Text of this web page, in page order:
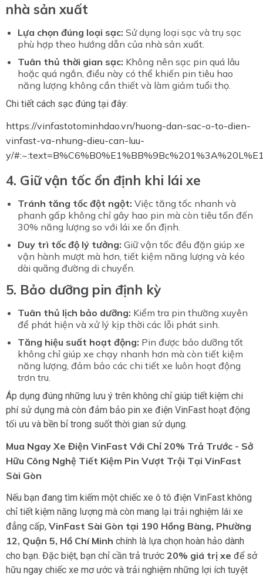
nhà sản xuất
Lựa chọn đúng loại sạc: Sử dụng loại sạc và trụ sạc
phù hợp theo hướng dẫn của nhà sản xuất.
Tuân thủ thời gian sạc: Không nên sạc pin quá lâu
hoặc quá ngắn, điều này có thể khiến pin tiêu hao
năng lượng không cần thiết và làm giảm tuổi thọ.
Chi tiết cách sạc đúng tại đây:
https://vinfastotominhdao.vn/huong-dan-sac-o-to-dien-
vinfast-va-nhung-dieu-can-luu-
y/
4. Giữ vận tốc ổn định khi lái xe
Tránh tăng tốc đột ngột: Việc tăng tốc nhanh và
phanh gấp không chỉ gây hao pin mà còn tiêu tốn đến
30% năng lượng so với lái xe ổn định.
Duy trì tốc độ lý tưởng: Giữ vận tốc đều đặn giúp xe
vận hành mượt mà hơn, tiết kiệm năng lượng và kéo
dài quãng đường di chuyển.
5. Bảo dưỡng pin định kỳ
Tuân thủ lịch bảo dưỡng: Kiểm tra pin thường xuyên
để phát hiện và xử lý kịp thời các lỗi phát sinh.
Tăng hiệu suất hoạt động: Pin được bảo dưỡng tốt
không chỉ giúp xe chạy nhanh hơn mà còn tiết kiệm
năng lượng, đảm bảo các chi tiết xe luôn hoạt động
trơn tru.
Áp dụng đúng những lưu ý trên không chỉ giúp tiết kiệm chi
phí sử dụng mà còn đảm bảo pin xe điện VinFast hoạt động
tối ưu và bền bỉ trong suốt thời gian sử dụng.
Mua Ngay Xe Điện VinFast Với Chỉ 20% Trả Trước - Sở
Hữu Công Nghệ Tiết Kiệm Pin Vượt Trội Tại VinFast
Sài Gòn
Nếu bạn đang tìm kiếm một chiếc xe ô tô điện VinFast không
chỉ tiết kiệm năng lượng mà còn mang lại trải nghiệm lái xe
đẳng cấp, VinFast Sài Gòn tại 190 Hồng Bàng, Phường
12, Quận 5, Hồ Chí Minh chính là lựa chọn hoàn hảo dành
cho bạn. Đặc biệt, bạn chỉ cần trả trước 20% giá trị xe để sở
hữu ngay chiếc xe mơ ước và trải nghiệm những lợi ích tuyệt